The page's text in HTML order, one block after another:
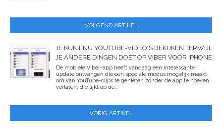
VOLGEND ARTIKEL
JE KUNT NU YOUTUBE-VIDEO'S BEKIJKEN TERWIJL
JE ANDERE DINGEN DOET OP VIBER VOOR IPHONE
De mobiele Viber-app heeft vandaag een interessante
update ontvangen die een speciale modus mogelijk maakt
om van YouTube-clips te genieten zonder de app te hoeven
verlaten, die lijkt op de...
VORIG ARTIKEL